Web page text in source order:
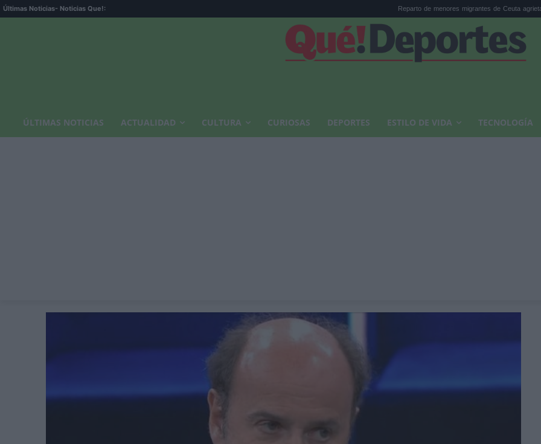
Últimas Noticias- Noticias Que!: Reparto de menores migrantes de Ceuta agrieta la c...
ÚLTIMAS NOTICIAS ACTUALIDAD CULTURA CURIOSAS DEPORTES ESTILO DE VIDA TECNOLOGÍA